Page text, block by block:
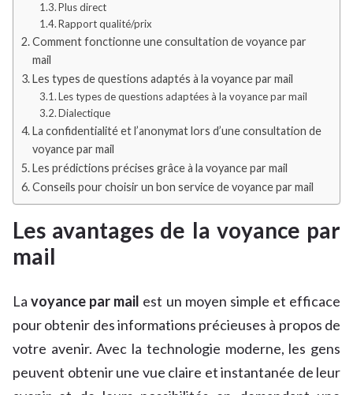
Plus direct
Rapport qualité/prix
Comment fonctionne une consultation de voyance par
mail
Les types de questions adaptés à la voyance par mail
Les types de questions adaptées à la voyance par mail
Dialectique
La confidentialité et l’anonymat lors d’une consultation de
voyance par mail
Les prédictions précises grâce à la voyance par mail
Conseils pour choisir un bon service de voyance par mail
Les avantages de la voyance par
mail
Lavoyance par mail est un moyen simple et efficace
pour obtenir des informations précieuses à propos de
votre avenir. Avec la technologie moderne, les gens
peuvent obtenir une vue claire et instantanée de leur